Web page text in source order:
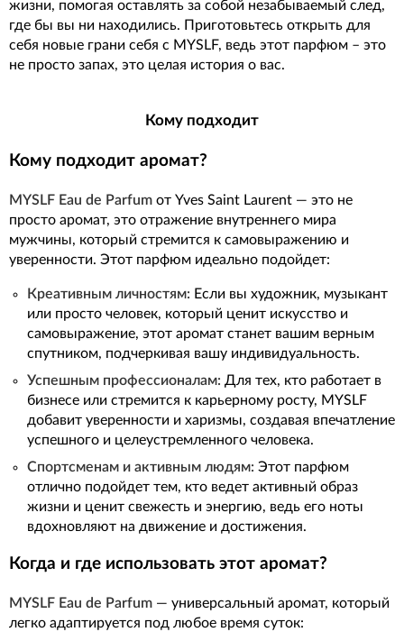
жизни, помогая оставлять за собой незабываемый след,
где бы вы ни находились. Приготовьтесь открыть для
себя новые грани себя с MYSLF, ведь этот парфюм – это
не просто запах, это целая история о вас.
Кому подходит
Кому подходит аромат?
MYSLF Eau de Parfum от Yves Saint Laurent — это не
просто аромат, это отражение внутреннего мира
мужчины, который стремится к самовыражению и
уверенности. Этот парфюм идеально подойдет:
Креативным личностям: Если вы художник, музыкант
или просто человек, который ценит искусство и
самовыражение, этот аромат станет вашим верным
спутником, подчеркивая вашу индивидуальность.
Успешным профессионалам: Для тех, кто работает в
бизнесе или стремится к карьерному росту, MYSLF
добавит уверенности и харизмы, создавая впечатление
успешного и целеустремленного человека.
Спортсменам и активным людям: Этот парфюм
отлично подойдет тем, кто ведет активный образ
жизни и ценит свежесть и энергию, ведь его ноты
вдохновляют на движение и достижения.
Когда и где использовать этот аромат?
MYSLF Eau de Parfum — универсальный аромат, который
легко адаптируется под любое время суток: